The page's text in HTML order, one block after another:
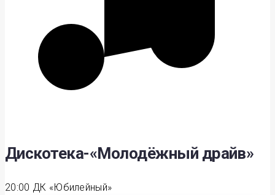
Дискотека-«Молодёжный драйв»
20:00 ДК «Юбилейный»